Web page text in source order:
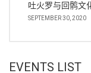
吐火罗与回鹘文
SEPTEMBER 30, 2020
EVENTS LIST